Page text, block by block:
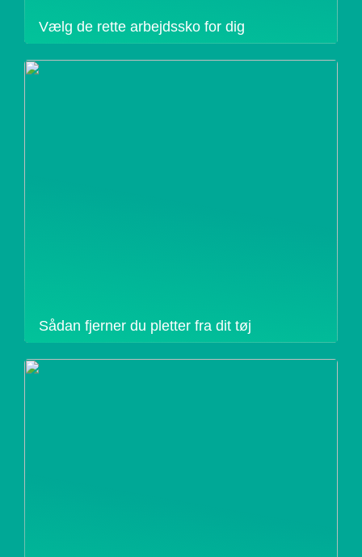
Vælg de rette arbejdssko for dig
Sådan fjerner du pletter fra dit tøj